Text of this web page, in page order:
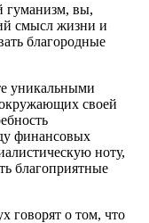
гуманизм, вы,
смысл жизни и
благородные
уникальными
своей
финансовых
ноту,
благоприятные
говорят о том, что